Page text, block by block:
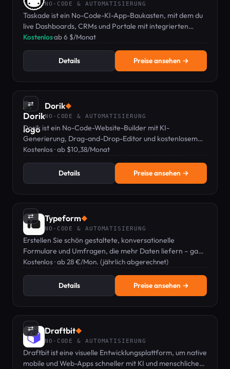
NO-CODE & AUTOMATISIERUNG
Taskade ist ein No-Code-KI-App-Baukasten, mit dem du
live Dashboards, CRMs und Portale mit integrierten
Agenten und Automatisierung klonen, anpassen und
Kostenlos·ab 6 $/Monat
Details Preise ansehen →
⇄ Dorik◆
NO-CODE & AUTOMATISIERUNG
Dorik ist ein No-Code-Website-Builder mit KI-
Generierung, Drag-and-Drop-Editor und kostenlosem
Hosting für unbegrenzte Seiten.
Kostenlos · ab $10,38/Monat
Details Preise ansehen →
⇄ Typeform◆
NO-CODE & AUTOMATISIERUNG
Erstellen Sie schön gestaltete, konversationelle
Formulare und Umfragen, die mehr Daten liefern – ganz
ohne Programmierkenntnisse.
Kostenlos · ab 28 €/Mon. (jährlich abgerechnet)
Details Preise ansehen →
⇄ Draftbit◆
NO-CODE & AUTOMATISIERUNG
Draftbit ist eine visuelle Entwicklungsplattform, um native
mobile und Web-Apps schneller mit KI und menschlicher